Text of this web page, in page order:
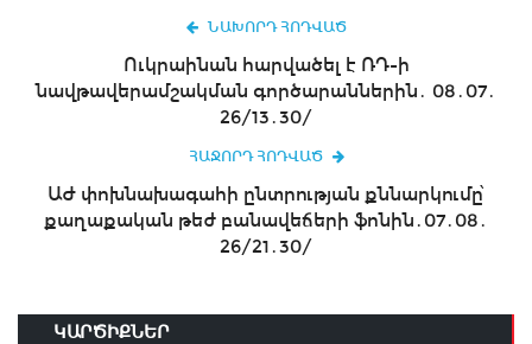
ՆԱԽՈՐԴ ՀՈԴՎԱԾ
Ուկրաինան հարվածել է ՌԴ-ի
նավթավերամշակման գործարաններին․ 08․07․
26/13․30/
ՀԱՋՈՐԴ ՀՈԴՎԱԾ
ԱԺ փոխնախագահի ընտրության քննարկումը՝
քաղաքական թեժ բանավեճերի ֆոնին․07․08․
26/21․30/
ԿԱՐԾԻՔՆԵՐ